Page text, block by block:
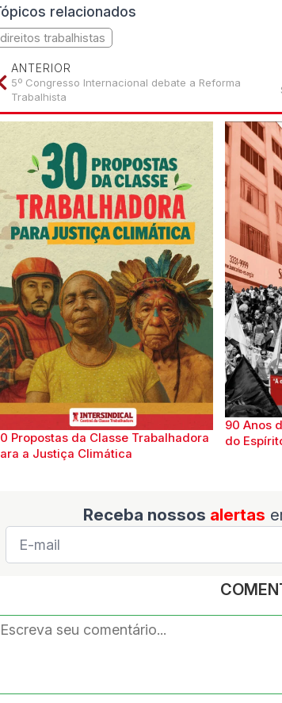
relacionados
direitos trabalhistas
ANTERIOR
5º Congresso Internacional debate a Reforma
Trabalhista
Propostas da Classe Trabalhadora
a Justiça Climática
90 Anos
do
Receba nossos alertas
E-
mail